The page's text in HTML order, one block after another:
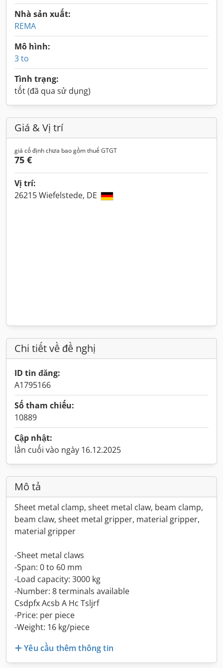
Nhà sản xuất:
REMA
Mô hình:
3 to
Tình trạng:
tốt (đã qua sử dụng)
Giá & Vị trí
giá cố định chưa bao gồm thuế GTGT
75 €
Vị trí:
26215 Wiefelstede, DE
Chi tiết về đề nghị
ID tin đăng:
A1795166
Số tham chiếu:
10889
Cập nhật:
lần cuối vào ngày 16.12.2025
Mô tả
Sheet metal clamp, sheet metal claw, beam clamp,
beam claw, sheet metal gripper, material gripper,
material gripper
-Sheet metal claws
-Span: 0 to 60 mm
-Load capacity: 3000 kg
-Number: 8 terminals available
Csdpfx Acsb A Hc Tsljrf
-Price: per piece
-Weight: 16 kg/piece
Yêu cầu thêm thông tin